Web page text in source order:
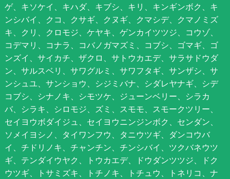
ゲ、キソケイ、キハダ、キブシ、キリ、キンギンボク、キ
ンシバイ、クコ、クサギ、クヌギ、クマシデ、クマノミズ
キ、クリ、クロモジ、ケヤキ、ゲンカイツツジ、コウゾ、
コデマリ、コナラ、コバノガマズミ、コブシ、ゴマギ、ゴ
ンズイ、サイカチ、ザクロ、サトウカエデ、サラサドウダ
ン、サルスベリ、サワグルミ、サワフタギ、サンザシ、サ
ンシュユ、サンショウ、シジミバナ、シダレヤナギ、シデ
コブシ、シナノキ、シモツケ、ジューンベリー、シラカ
バ、シラキ、シロモジ、ズミ、スモモ、スモークツリー、
セイヨウボダイジュ、セイヨウニンジンボク、センダン、
ソメイヨシノ、タイワンフウ、タニウツギ、ダンコウバ
イ、チドリノキ、チャンチン、チンシバイ、ツクバネウツ
ギ、テンダイウヤク、トウカエデ、ドウダンツツジ、ドク
ウツギ、トサミズキ、トチノキ、トチュウ、トネリコ、ナ